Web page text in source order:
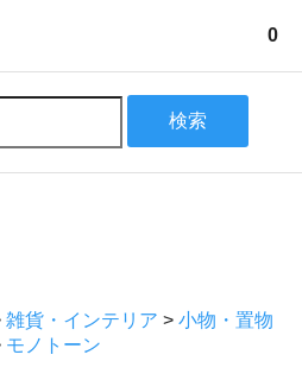
0
検索
雑貨・インテリア > 小物・置物
モノトーン